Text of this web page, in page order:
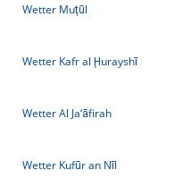
Wetter Muţūl
Wetter Kafr al Ḩurayshī
Wetter Al Ja‘āfirah
Wetter Kufūr an Nīl